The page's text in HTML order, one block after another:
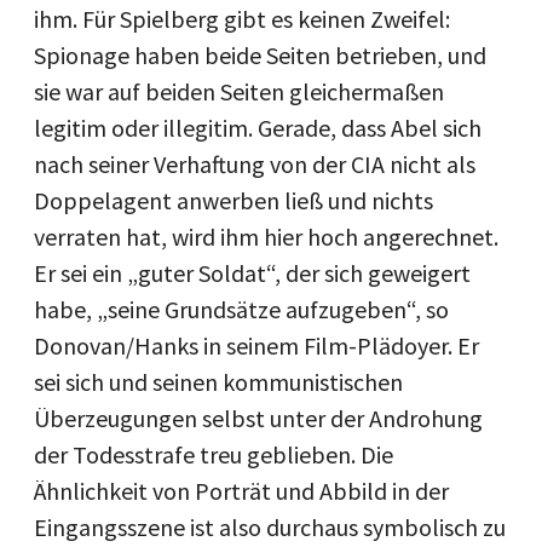
ihm. Für Spielberg gibt es keinen Zweifel:
Spionage haben beide Seiten betrieben, und
sie war auf beiden Seiten gleichermaßen
legitim oder illegitim. Gerade, dass Abel sich
nach seiner Verhaftung von der CIA nicht als
Doppelagent anwerben ließ und nichts
verraten hat, wird ihm hier hoch angerechnet.
Er sei ein „guter Soldat“, der sich geweigert
habe, „seine Grundsätze aufzugeben“, so
Donovan/Hanks in seinem Film-Plädoyer. Er
sei sich und seinen kommunistischen
Überzeugungen selbst unter der Androhung
der Todesstrafe treu geblieben. Die
Ähnlichkeit von Porträt und Abbild in der
Eingangsszene ist also durchaus symbolisch zu